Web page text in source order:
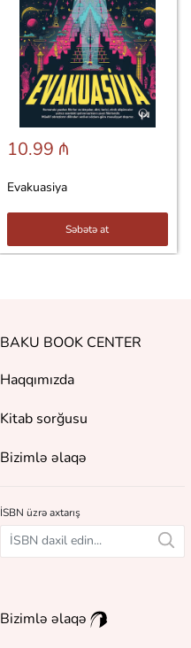
10.99 ₼
Evakuasiya
Səbətə at
BAKU BOOK CENTER
Haqqımızda
Kitab sorğusu
Bizimlə əlaqə
İSBN üzrə axtarış
Bizimlə əlaqə